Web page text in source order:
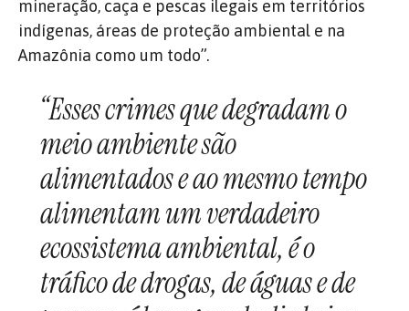
mineração, caça e pescas ilegais em territórios
indígenas, áreas de proteção ambiental e na
Amazônia como um todo”.
“Esses crimes que degradam o
meio ambiente são
alimentados e ao mesmo tempo
alimentam um verdadeiro
ecossistema ambiental, é o
tráfico de drogas, de águas e de